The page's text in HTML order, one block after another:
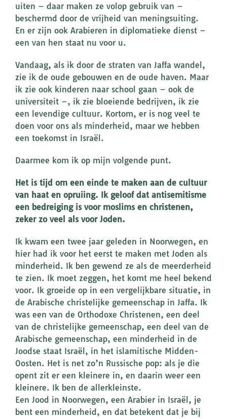
uiten – daar maken ze volop gebruik van –
beschermd door de vrijheid van meningsuiting.
En er zijn ook Arabieren in diplomatieke dienst –
een van hen staat nu voor u.
Vandaag, als ik door de straten van Jaffa wandel,
zie ik de oude gebouwen en de oude haven. Maar
ik zie ook kinderen naar school gaan – ook de
universiteit –, ik zie bloeiende bedrijven, ik zie
een levendige cultuur. Kortom, er is nog veel te
doen voor ons als minderheid, maar we hebben
een toekomst in Israël.
Daarmee kom ik op mijn volgende punt.
Het is tijd om een einde te maken aan de cultuur
van haat en opruiing. Ik geloof dat antisemitisme
een bedreiging is voor moslims en christenen,
zeker zo veel als voor Joden.
Ik kwam een twee jaar geleden in Noorwegen, en
hier had ik voor het eerst te maken met Joden als
minderheid. Ik ben gewend ze als de meerderheid
te zien. Ik moet zeggen, het komt me heel bekend
voor. Ik groeide op in een vergelijkbare situatie, in
de Arabische christelijke gemeenschap in Jaffa. Ik
was een van de Orthodoxe Christenen, een deel
van de christelijke gemeenschap, een deel van de
Arabische gemeenschap, een minderheid in de
Joodse staat Israël, in het islamitische Midden-
Oosten. Het is net zo’n Russische pop: als je die
opent zit er een kleinere in, en daarin weer een
kleinere. Ik ben de allerkleinste.
Een Jood in Noorwegen, een Arabier in Israël, je
bent een minderheid, en dat betekent dat je bij